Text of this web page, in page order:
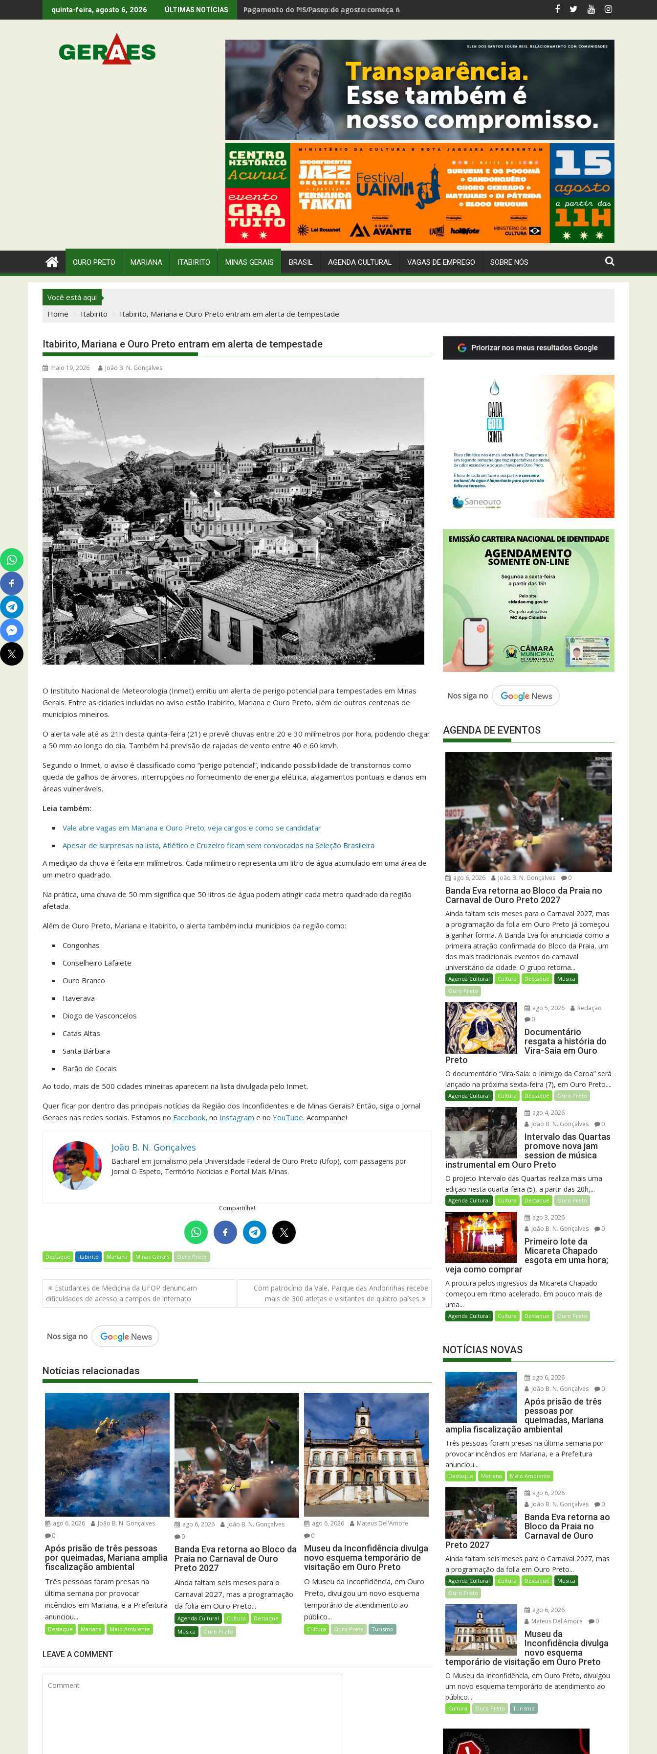
to
quinta-feira, agosto 6, 2026 ÚLTIMAS NOTÍCIAS Após prisão de três pessoas por queimadas, Mariana amplia fiscalização ambiental
OURO PRETO MARIANA ITABIRITO MINAS GERAIS BRASIL AGENDA CULTURAL VAGAS DE EMPREGO SOBRE NÓS
Você está aqui
Home
Itabirito Itabirito, Mariana e Ouro Preto entram em alerta de tempestade
Itabirito, Mariana e Ouro Preto entram em alerta de tempestade
maio 19, 2026 João B. N. Gonçalves
O Instituto Nacional de Meteorologia (Inmet) emitiu um alerta de perigo potencial para tempestades em Minas
Gerais. Entre as cidades incluídas no aviso estão Itabirito, Mariana e Ouro Preto, além de outros centenas de
municípios mineiros.
O alerta vale até as 21h desta quinta-feira (21) e prevê chuvas entre 20 e 30 milímetros por hora, podendo chegar
a 50 mm ao longo do dia. Também há previsão de rajadas de vento entre 40 e 60 km/h.
Segundo o Inmet, o aviso é classificado como “perigo potencial”, indicando possibilidade de transtornos como
queda de galhos de árvores, interrupções no fornecimento de energia elétrica, alagamentos pontuais e danos em
áreas vulneráveis.
Leia também:
Vale abre vagas em Mariana e Ouro Preto; veja cargos e como se candidatar
Apesar de surpresas na lista, Atlético e Cruzeiro ficam sem convocados na Seleção Brasileira
A medição da chuva é feita em milímetros. Cada milímetro representa um litro de água acumulado em uma área de
um metro quadrado.
Na prática, uma chuva de 50 mm significa que 50 litros de água podem atingir cada metro quadrado da região
afetada.
Além de Ouro Preto, Mariana e Itabirito, o alerta também inclui municípios da região como:
Congonhas
Conselheiro Lafaiete
Ouro Branco
Itaverava
Diogo de Vasconcelos
Catas Altas
Santa Bárbara
Barão de Cocais
Ao todo, mais de 500 cidades mineiras aparecem na lista divulgada pelo Inmet.
Quer ficar por dentro das principais notícias da Região dos Inconfidentes e de Minas Gerais? Então, siga o Jornal
Geraes nas redes sociais. Estamos no Facebook, no Instagram e no YouTube. Acompanhe!
João B. N. Gonçalves
Bacharel em jornalismo pela Universidade Federal de Ouro Preto (Ufop), com passagens por
Jornal O Espeto, Território Notícias e Portal Mais Minas.
Compartilhe!
Destaque Itabirito Mariana Minas Gerais Ouro Preto
Navegação
de
Post
Estudantes de Medicina da UFOP denunciam
dificuldades de acesso a campos de internato
Com patrocínio da Vale, Parque das Andorinhas recebe
mais de 300 atletas e visitantes de quatro países
Notícias relacionadas
ago 6, 2026
João B. N. Gonçalves
0
Após prisão de três pessoas
por queimadas, Mariana amplia
fiscalização ambiental
Três pessoas foram presas na
última semana por provocar
incêndios em Mariana, e a Prefeitura
anunciou...
Destaque Mariana Meio Ambiente
ago 6, 2026
João B. N. Gonçalves
0
Banda Eva retorna ao Bloco da
Praia no Carnaval de Ouro
Preto 2027
Ainda faltam seis meses para o
Carnaval 2027, mas a programação
da folia em Ouro Preto...
Agenda Cultural Cultura
Destaque
Música
Ouro Preto
ago 6, 2026
Mateus Del'Amore
0
Museu da Inconfidência divulga
novo esquema temporário de
visitação em Ouro Preto
O Museu da Inconfidência, em Ouro
Preto, divulgou um novo esquema
temporário de atendimento ao
público...
Cultura Ouro Preto Turismo
LEAVE A COMMENT
AGENDA DE EVENTOS
ago 6, 2026 João B. N. Gonçalves 0
Banda Eva retorna ao Bloco da Praia no
Carnaval de Ouro Preto 2027
Ainda faltam seis meses para o Carnaval 2027, mas
a programação da folia em Ouro Preto já começou
a ganhar forma. A Banda Eva foi anunciada como a
primeira atração confirmada do Bloco da Praia, um
dos mais tradicionais eventos do carnaval
universitário da cidade. O grupo retorna...
Agenda Cultural Cultura Destaque
Música
Ouro Preto
ago 5, 2026
Redação
0
Documentário
resgata a história do
Vira-Saia em Ouro
Preto
O documentário “Vira-Saia: o Inimigo da Coroa” será
lançado na próxima sexta-feira (7), em Ouro Preto....
Agenda Cultural Cultura Destaque Ouro Preto
ago 4, 2026
João B. N. Gonçalves
0
Intervalo das Quartas
promove nova jam
session de música
instrumental em Ouro Preto
O projeto Intervalo das Quartas realiza mais uma
edição nesta quarta-feira (5), a partir das 20h,...
Agenda Cultural Cultura Destaque Ouro Preto
ago 3, 2026
João B. N. Gonçalves
0
Primeiro lote da
Micareta Chapado
esgota em uma hora;
veja como comprar
A procura pelos ingressos da Micareta Chapado
começou em ritmo acelerado. Em pouco mais de
uma...
Agenda Cultural Cultura Destaque Ouro Preto
NOTÍCIAS NOVAS
ago 6, 2026
João B. N. Gonçalves
0
Após prisão de três
pessoas por
queimadas, Mariana
amplia fiscalização ambiental
Três pessoas foram presas na última semana por
provocar incêndios em Mariana, e a Prefeitura
anunciou...
Destaque Mariana Meio Ambiente
ago 6, 2026
João B. N. Gonçalves
0
Banda Eva retorna ao
Bloco da Praia no
Carnaval de Ouro
Preto 2027
Ainda faltam seis meses para o Carnaval 2027, mas
a programação da folia em Ouro Preto...
Agenda Cultural Cultura Destaque
Música
Ouro Preto
ago 6, 2026
Mateus Del'Amore
0
Museu da
Inconfidência divulga
novo esquema
temporário de visitação em Ouro Preto
O Museu da Inconfidência, em Ouro Preto, divulgou
um novo esquema temporário de atendimento ao
público...
Cultura Ouro Preto Turismo